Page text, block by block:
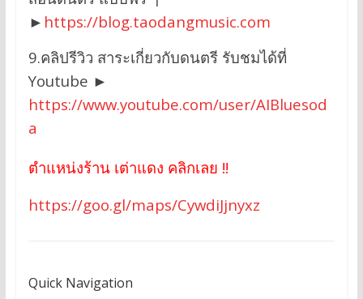
► https://blog.taodangmusic.com
9.คลิปรีวิว สาระเกี่ยวกับดนตรี รับชมได้ที่
Youtube ►
https://www.youtube.com/user/AIBluesod
a
ตำแหน่งร้าน เต่าแดง คลิกเลย !!
https://goo.gl/maps/CywdiJjnyxz
Quick Navigation